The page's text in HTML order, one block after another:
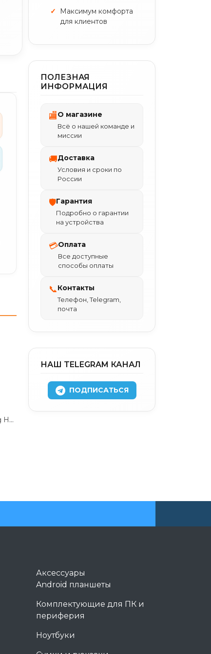
Чехол-накладка Zagg Hampton Case для iPhone 14 Pro пластиковый (матовый серый)
Максимум комфорта
для клиентов
ПОЛЕЗНАЯ
ИНФОРМАЦИЯ
🏬О магазине
Всё о нашей команде и
миссии
🚚Доставка
Условия и сроки по
России
🛡Гарантия
Подробно о гарантии
на устройства
💳Оплата
Все доступные
способы оплаты
📞Контакты
Телефон, Telegram,
почта
НАШ TELEGRAM КАНАЛ
ПОДПИСАТЬСЯ
Аксессуары
Android планшеты
Комплектующие для ПК и
периферия
Ноутбуки